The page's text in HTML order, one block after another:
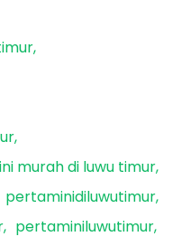
murah di luwu timur
pertaminidiluwutimur
pertaminiluwutimur